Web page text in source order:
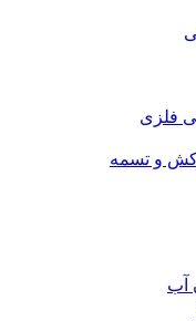
فلزی
کش و تسمه
آب